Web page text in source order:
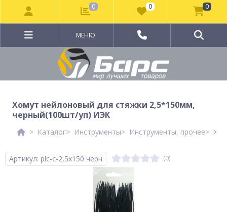
МЕНЮ
Хомут нейлоновый для стяжки 2,5*150мм,
черный(100шт/уп) ИЭК
Каталог Инструменты Инструменты, прочее
Артикул: plc-c-2,5x150 черн (0)
0 0 0